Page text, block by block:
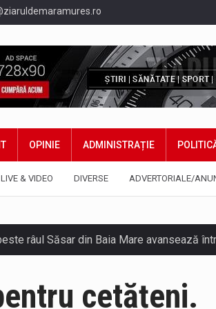
OPINIE ADMINISTRAȚIE
LIVE & VIDEO DIVERSE ADVERTORIALE/
biodiversității a fost din nou
cetățeni.